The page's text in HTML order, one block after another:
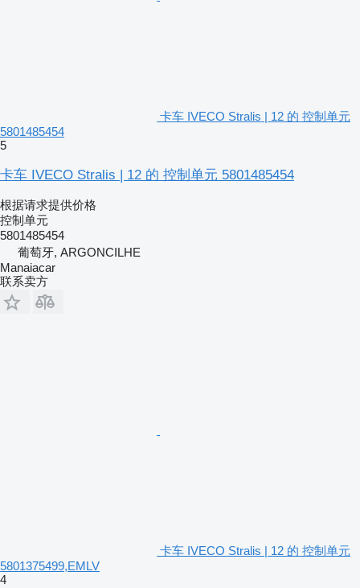
卡车 IVECO Stralis | 12 的 控制单元
5801485454
5
卡车 IVECO Stralis | 12 的 控制单元 5801485454
根据请求提供价格
控制单元
5801485454
葡萄牙, ARGONCILHE
Manaiacar
联系卖方
卡车 IVECO Stralis | 12 的 控制单元
5801375499,EMLV
4